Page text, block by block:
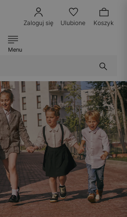
Zaloguj się Ulubione Koszyk
Menu